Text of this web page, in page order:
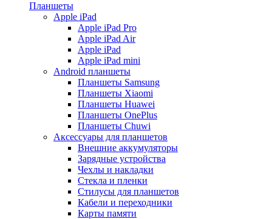
Планшеты
Apple iPad
Apple iPad Pro
Apple iPad Air
Apple iPad
Apple iPad mini
Android планшеты
Планшеты Samsung
Планшеты Xiaomi
Планшеты Huawei
Планшеты OnePlus
Планшеты Chuwi
Аксессуары для планшетов
Внешние аккумуляторы
Зарядные устройства
Чехлы и накладки
Стекла и пленки
Стилусы для планшетов
Кабели и переходники
Карты памяти